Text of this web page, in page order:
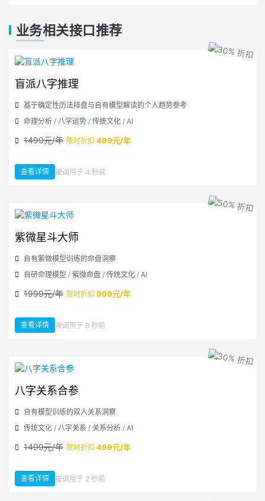
业务相关接口推荐
盲派八字推理
基于确定性历法排盘与自有模型解读的个人趋势参考
命理分析 / 八字运势 / 传统文化 / AI
1499元/年 限时折扣 499元/年
查看详情：盲派八字推理
被调用于 4 秒前
紫微星斗大师
自有紫微模型训练的命盘洞察
自研命理模型 / 紫微命盘 / 传统文化 / AI
1999元/年 限时折扣 999元/年
查看详情：紫微星斗大师
被调用于 9 秒前
八字关系合参
自有模型训练的双人关系洞察
传统文化 / 八字关系 / 关系分析 / AI
1499元/年 限时折扣 499元/年
查看详情：八字关系合参
被调用于 2 秒前